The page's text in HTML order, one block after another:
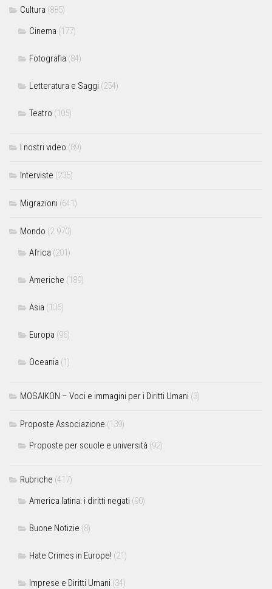
Cultura (885)
Cinema (177)
Fotografia (84)
Letteratura e Saggi (254)
Teatro (105)
I nostri video (89)
Interviste (235)
Migrazioni (641)
Mondo (2.970)
Africa (201)
Americhe (189)
Asia (136)
Europa (96)
Oceania (1)
MOSAIKON – Voci e immagini per i Diritti Umani (3)
Proposte Associazione (139)
Proposte per scuole e università (92)
Rubriche (417)
America latina: i diritti negati (90)
Buone Notizie (8)
Hate Crimes in Europe! (21)
Imprese e Diritti Umani (34)